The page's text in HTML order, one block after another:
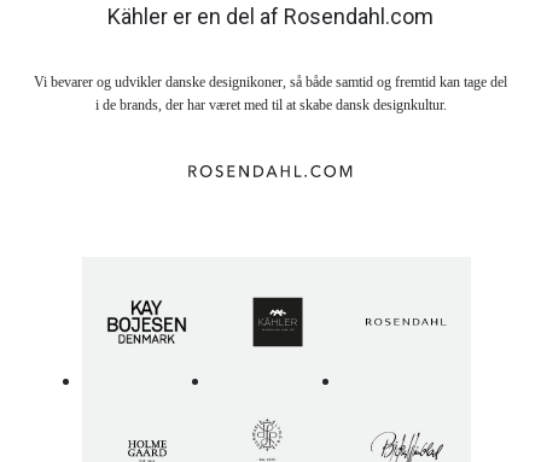
Kähler er en del af Rosendahl.com
Vi bevarer og udvikler danske designikoner, så både samtid og fremtid kan tage del
i de brands, der har været med til at skabe dansk designkultur.